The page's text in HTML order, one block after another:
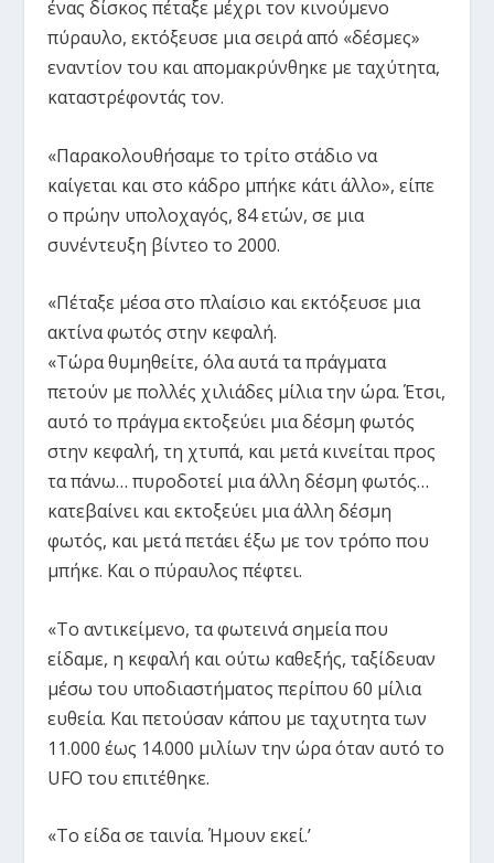
ένας δίσκος πέταξε μέχρι τον κινούμενο
πύραυλο, εκτόξευσε μια σειρά από «δέσμες»
εναντίον του και απομακρύνθηκε με ταχύτητα,
καταστρέφοντάς τον.
«Παρακολουθήσαμε το τρίτο στάδιο να
καίγεται και στο κάδρο μπήκε κάτι άλλο», είπε
ο πρώην υπολοχαγός, 84 ετών, σε μια
συνέντευξη βίντεο το 2000.
«Πέταξε μέσα στο πλαίσιο και εκτόξευσε μια
ακτίνα φωτός στην κεφαλή.
«Τώρα θυμηθείτε, όλα αυτά τα πράγματα
πετούν με πολλές χιλιάδες μίλια την ώρα. Έτσι,
αυτό το πράγμα εκτοξεύει μια δέσμη φωτός
στην κεφαλή, τη χτυπά, και μετά κινείται προς
τα πάνω… πυροδοτεί μια άλλη δέσμη φωτός…
κατεβαίνει και εκτοξεύει μια άλλη δέσμη
φωτός, και μετά πετάει έξω με τον τρόπο που
μπήκε. Και ο πύραυλος πέφτει.
«Το αντικείμενο, τα φωτεινά σημεία που
είδαμε, η κεφαλή και ούτω καθεξής, ταξίδευαν
μέσω του υποδιαστήματος περίπου 60 μίλια
ευθεία. Και πετούσαν κάπου με ταχυτητα των
11.000 έως 14.000 μιλίων την ώρα όταν αυτό το
UFO του επιτέθηκε.
«Το είδα σε ταινία. Ήμουν εκεί.’